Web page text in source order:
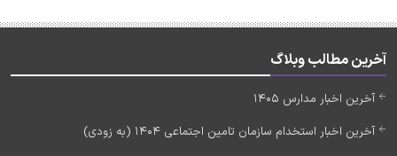
آخرین مطالب وبلاگ
آخرین اخبار مدارس 1405
آخرین اخبار استخدام سازمان تامین اجتماعی 1404 (به زودی)